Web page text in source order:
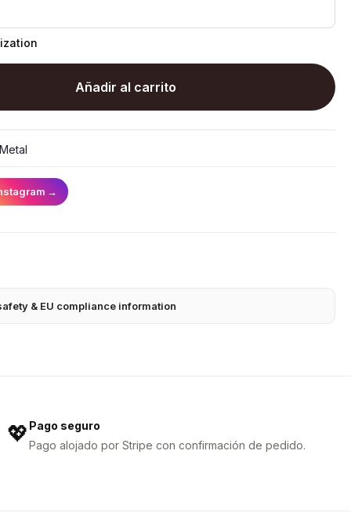
Añadir al carrito
→
& EU compliance information
💖Pago seguro
Pago alojado por Stripe con confirmación de pedido.